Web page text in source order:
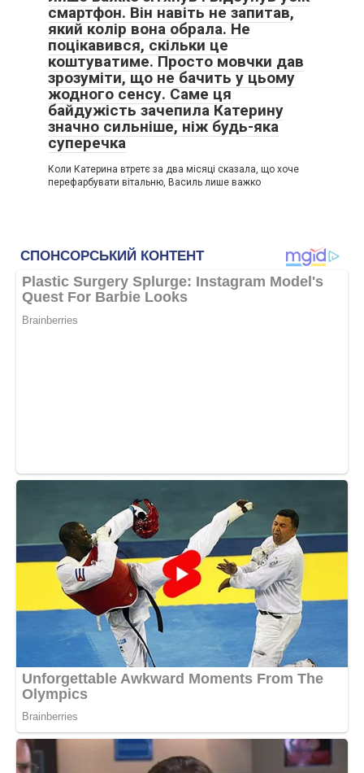
смартфон. Він навіть не запитав,
який колір вона обрала. Не
поцікавився, скільки це
коштуватиме. Просто мовчки дав
зрозуміти, що не бачить у цьому
жодного сенсу. Саме ця
байдужість зачепила Катерину
значно сильніше, ніж будь-яка
суперечка
Коли Катерина втретє за два місяці сказала, що хоче
перефарбувати вітальню, Василь лише важко